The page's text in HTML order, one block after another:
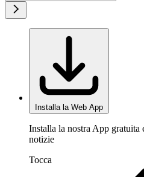
Installa la Web App
Installa la nostra App gratuita
notizie
Tocca